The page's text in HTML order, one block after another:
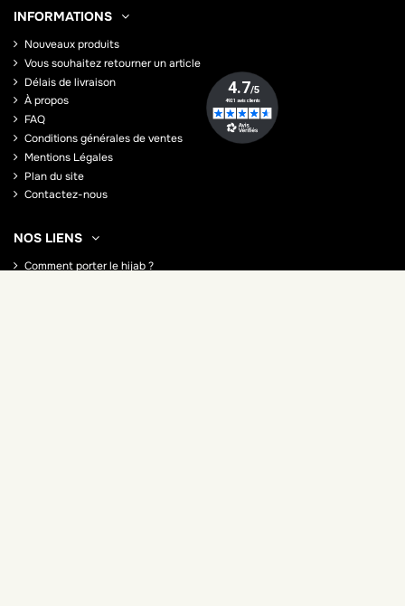
INFORMATIONS
Nouveaux produits
Vous souhaitez retourner un article
Délais de livraison
À propos
FAQ
Conditions générales de ventes
Mentions Légales
Plan du site
Contactez-nous
NOS LIENS
Comment porter le hijab ?